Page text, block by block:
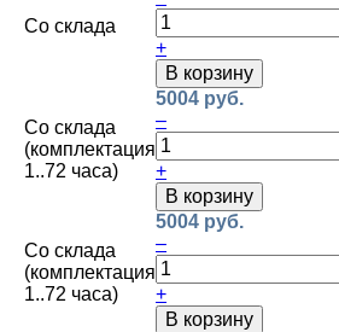
Со склада
+
В корзину
Со склада
(комплектация
1..72 часа)
5004 руб.
–
+
В корзину
Со склада
(комплектация
1..72 часа)
5004 руб.
–
+
В корзину